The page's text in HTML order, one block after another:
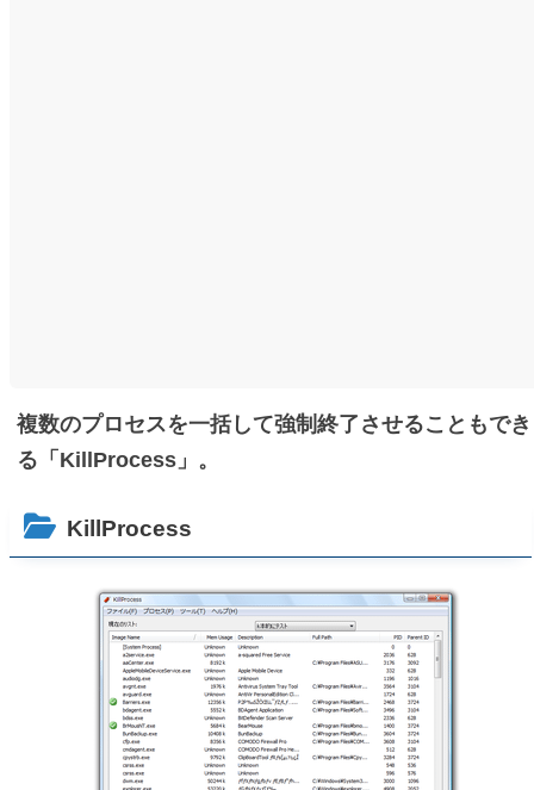
複数のプロセスを一括して強制終了させることもでき
る「KillProcess」。
KillProcess